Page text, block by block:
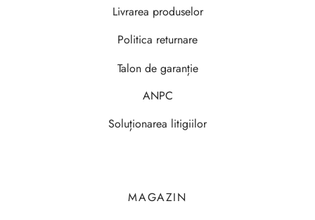
Livrarea produselor
Politica returnare
Talon de garanție
ANPC
Soluționarea litigiilor
MAGAZIN